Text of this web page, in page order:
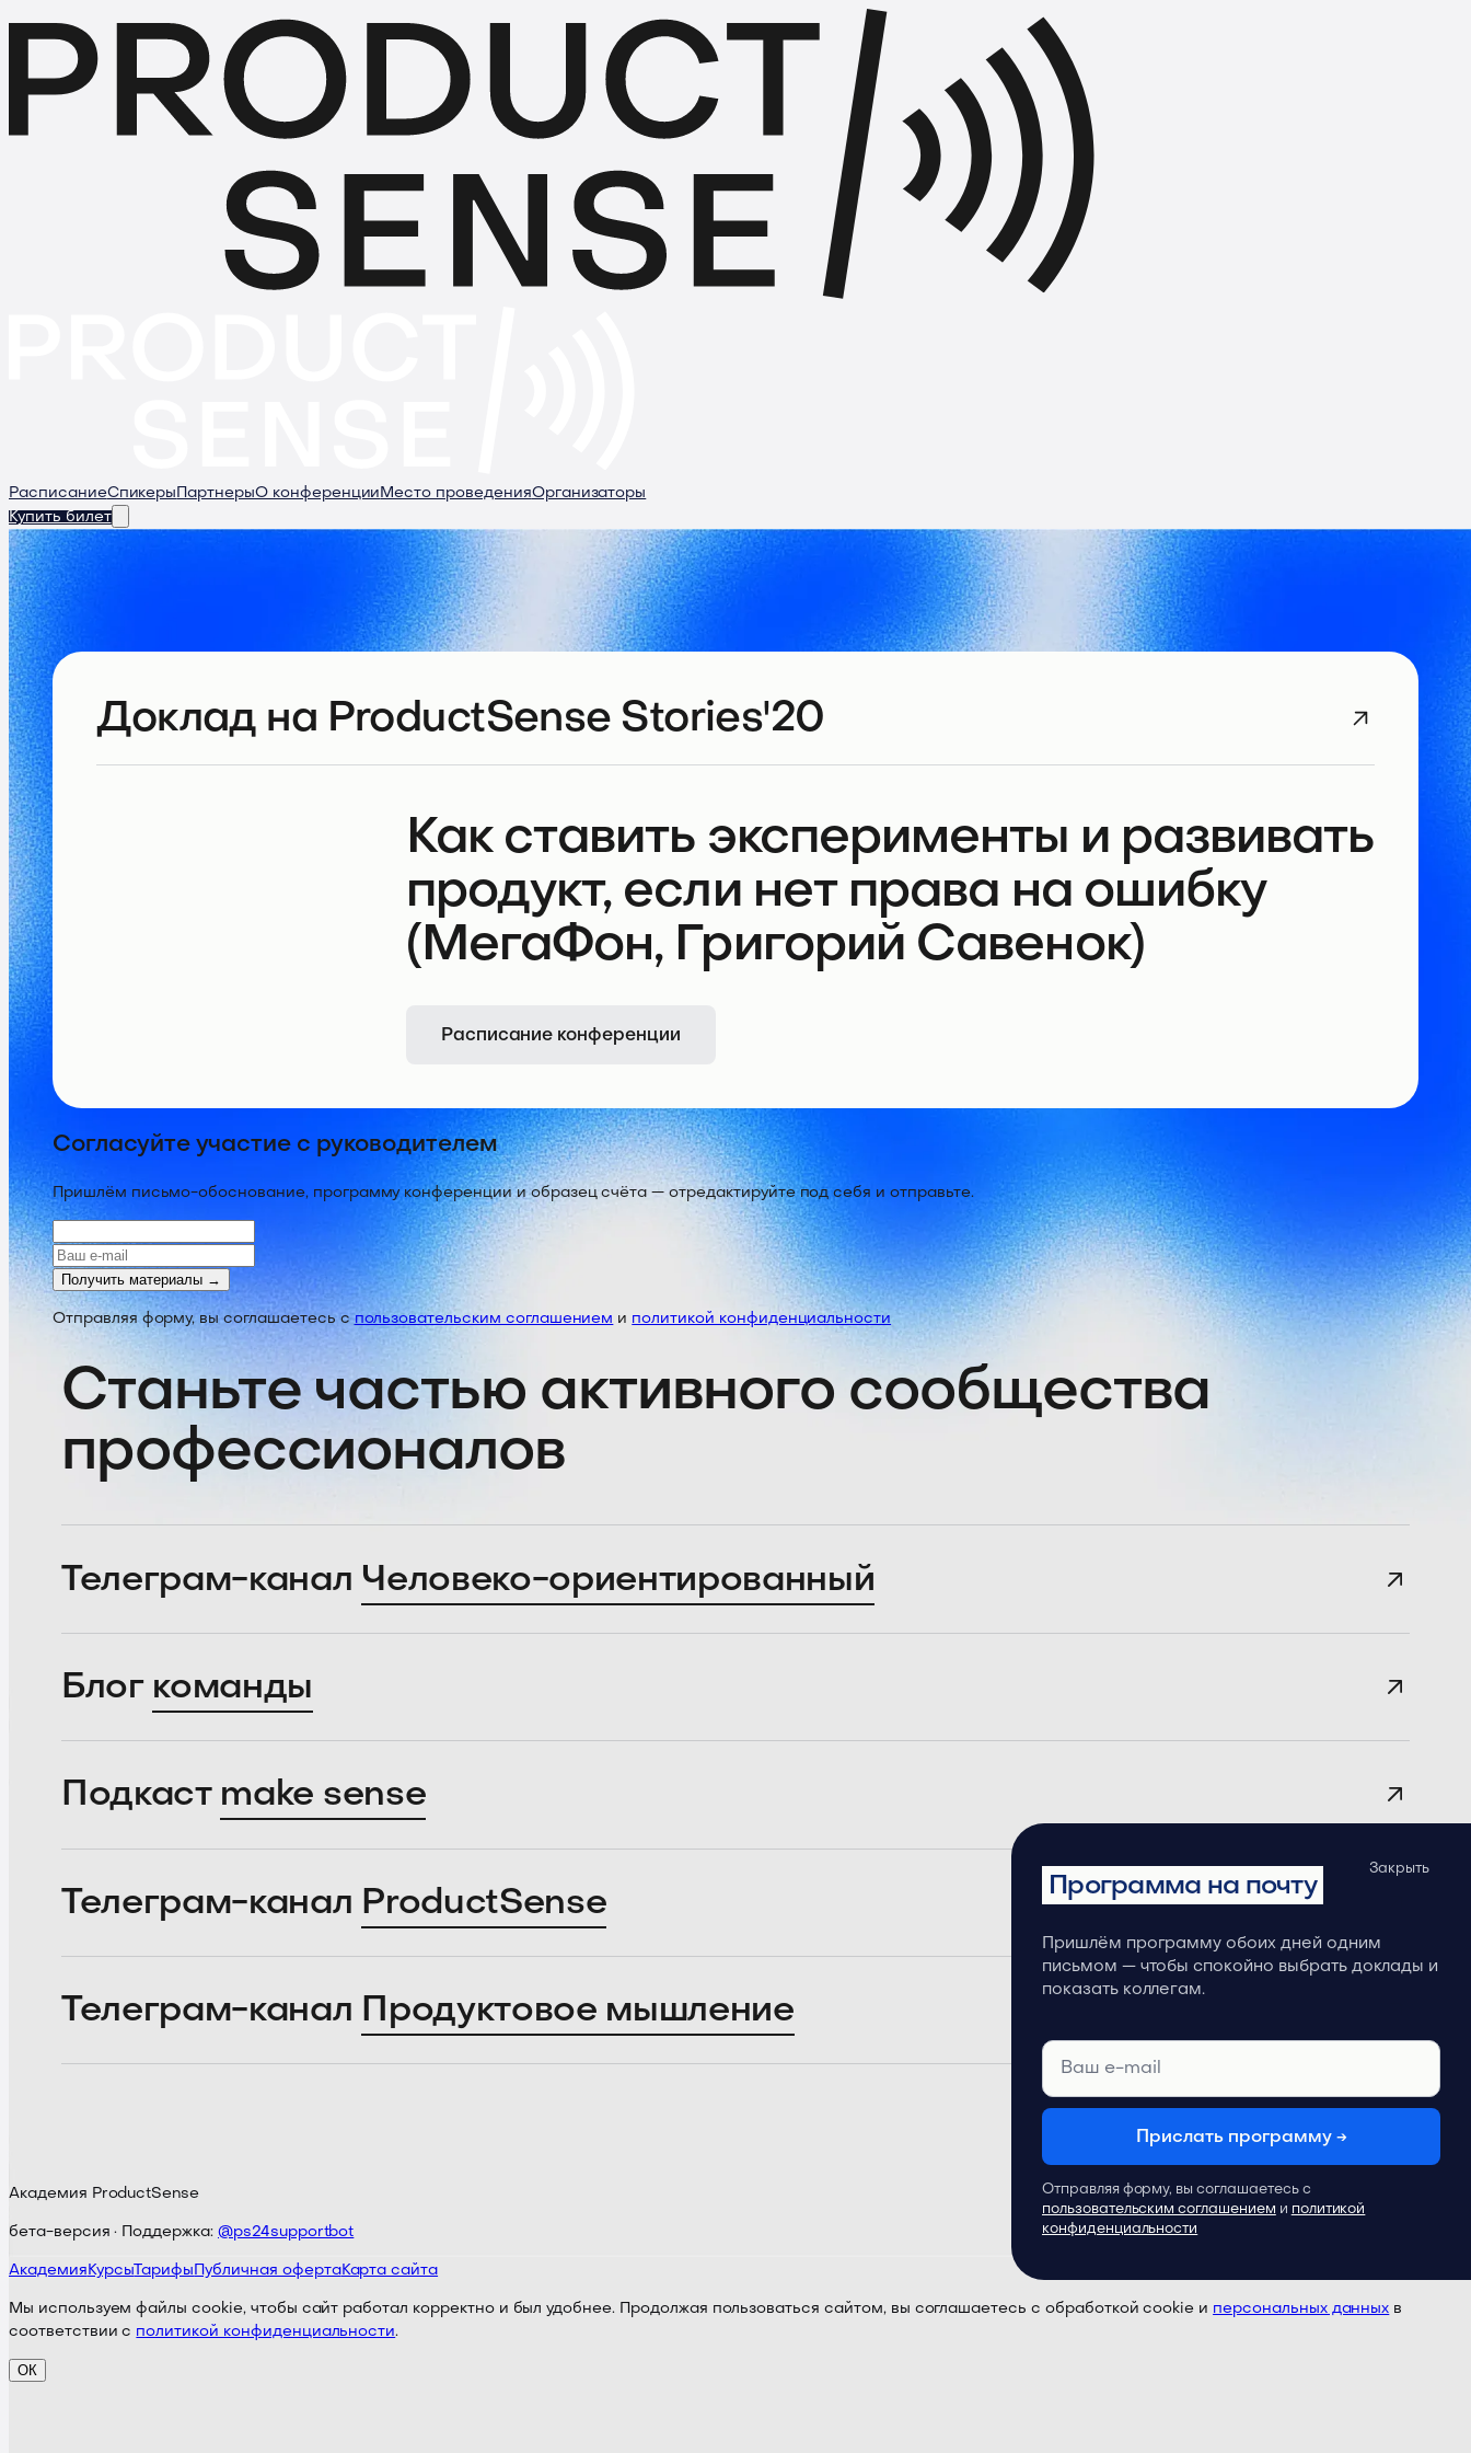
РасписаниеСпикеры ПартнерыО конференции Место проведенияОрганизаторы
Купить билет
Доклад на ProductSense Stories'20
Как ставить эксперименты и развивать
продукт, если нет права на ошибку
(МегаФон, Григорий Савенок)
Расписание конференции
Согласуйте участие с руководителем
Пришлём письмо-обоснование, программу конференции и образец счёта — отредактируйте под себя и отправьте.
Получить материалы →
Отправляя форму, вы соглашаетесь с пользовательским соглашением и политикой конфиденциальности
Станьте частью активного сообщества
профессионалов
Телеграм-канал Человеко-ориентированный
Блог команды
Подкаст make sense
Телеграм-канал ProductSense
Телеграм-канал Продуктовое мышление
Академия ProductSense
бета-версия · Поддержка: @ps24supportbot
Академия Курсы Тарифы Публичная офертаКарта сайта
Мы используем файлы cookie, чтобы сайт работал корректно и был удобнее. Продолжая пользоваться сайтом, вы соглашаетесь с обработкой cookie и персональных данных в
соответствии с политикой конфиденциальности.
ОК
Программа на почту Закрыть
Пришлём программу обоих дней одним
письмом — чтобы спокойно выбрать доклады и
показать коллегам.
Прислать программу →
Отправляя форму, вы соглашаетесь с
пользовательским соглашением и политикой
конфиденциальности